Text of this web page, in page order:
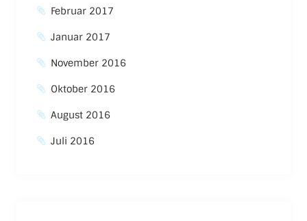
Februar 2017
Januar 2017
November 2016
Oktober 2016
August 2016
Juli 2016